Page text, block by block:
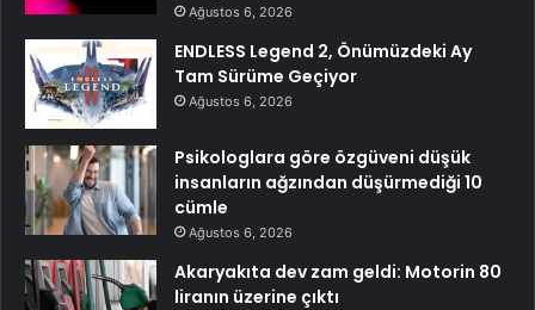
Ağustos 6, 2026
ENDLESS Legend 2, Önümüzdeki Ay
Tam Sürüme Geçiyor
Ağustos 6, 2026
Psikologlara göre özgüveni düşük
insanların ağzından düşürmediği 10
cümle
Ağustos 6, 2026
Akaryakıta dev zam geldi: Motorin 80
liranın üzerine çıktı